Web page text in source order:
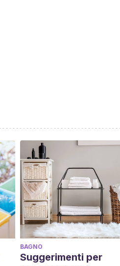
BAGNO
Suggerimenti per